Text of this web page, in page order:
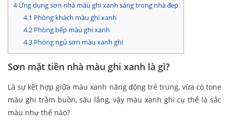
4Ứng dụng sơn nhà màu ghi xanh sáng trong nhà đẹp
4.1 Phòng khách màu ghi xanh
4.2Phòng bếp màu ghi xanh
4.3Phòng ngủ sơn màu xanh ghi
Sơn mặt tiền nhà màu ghi xanh là gì?
Là sự kết hợp giữa màu xanh năng động trẻ trung, vừa có tone
màu ghi trầm buồn, sâu lắng, vậy màu xanh ghi cụ thể là sắc
màu như thế nào?